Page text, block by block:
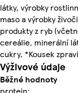
látky, výrobky
maso a výrobky
produkty z ryb
cereálie, minerální
cukry, *Kousek
Výživové údaje
Běžné hodnoty
protein: